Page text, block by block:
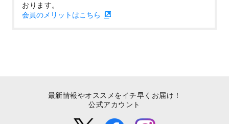
おります。
会員のメリットはこちら
最新情報やオススメをイチ早くお届け！
公式アカウント